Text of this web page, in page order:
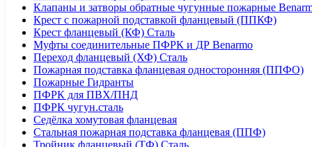
Клапаны и затворы обратные чугунные пожарные
Крест с пожарной подставкой фланцевый (ППКФ)
Крест фланцевый (КФ) Сталь
Муфты соединительные ПФРК и ДР Benarmo
Переход фланцевый (ХФ) Сталь
Пожарная подставка фланцевая односторонняя (ППФО)
Пожарные Гидранты
ПФРК для ПВХ/ПНД
ПФРК чугун.сталь
Седёлка хомутовая фланцевая
Стальная пожарная подставка фланцевая (ППФ)
Тройник фланцевый (ТФ) Сталь